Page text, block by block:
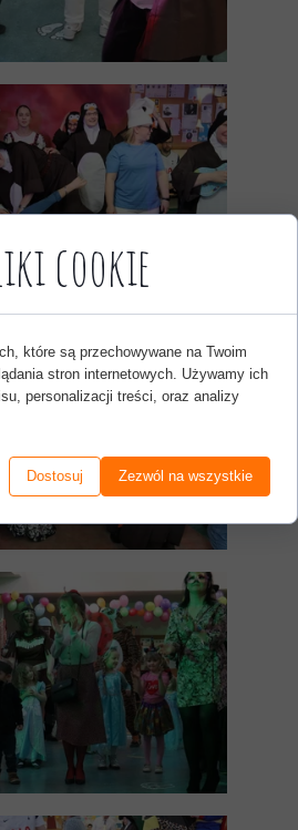
cookie
które są przechowywane na Twoim
stron internetowych. Używamy ich
personalizacji treści, oraz analizy
Dostosuj Zezwól na wszystkie